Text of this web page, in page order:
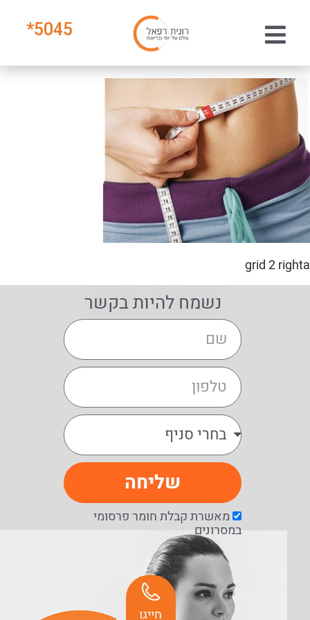
5045
*
grid 2 righta
נשמח להיות בקשר
מאשרת קבלת חומר פרסומי
במסרונים
שליחה
חייגו